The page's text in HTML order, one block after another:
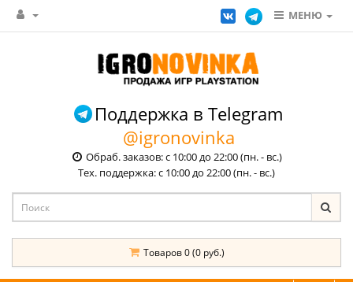
МЕНЮ
Поддержка в Telegram
@igronovinka
Обраб. заказов: с 10:00 до 22:00 (пн. - вс.)
Тех. поддержка: с 10:00 до 22:00 (пн. - вс.)
Товаров 0 (0 руб.)